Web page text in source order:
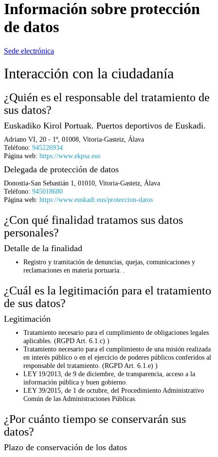
Información sobre protección
de datos
Sede electrónica
Interacción con la ciudadanía
¿Quién es el responsable del tratamiento de
sus datos?
Euskadiko Kirol Portuak. Puertos deportivos de Euskadi.
Adriano VI, 20 - 1º 01008 Vitoria-Gasteiz Álava
Teléfono: 945226934
Página web: https://www.ekpsa.eus
Delegada de protección de datos
Donostia-San Sebastián 1 01010 Vitoria-Gasteiz Álava
Teléfono: 945018680
Página web: https://www.euskadi.eus/proteccion-datos
¿Con qué finalidad tratamos sus datos
personales?
Detalle de la finalidad
Registro y tramitación de denuncias, quejas, comunicaciones y
reclamaciones en materia portuaria. .
¿Cuál es la legitimación para el tratamiento
de sus datos?
Legitimación
Tratamiento necesario para el cumplimiento de obligaciones legales
aplicables. (RGPD Art. 6.1.c) )
Tratamiento necesario para el cumplimiento de una misión realizada
en interés público o en el ejercicio de poderes públicos conferidos al
responsable del tratamiento. (RGPD Art. 6.1.e) )
LEY 19/2013, de 9 de diciembre, de transparencia, acceso a la
información pública y buen gobierno.
LEY 39/2015, de 1 de octubre, del Procedimiento Administrativo
Común de las Administraciones Públicas.
¿Por cuánto tiempo se conservarán sus
datos?
Plazo de conservación de los datos